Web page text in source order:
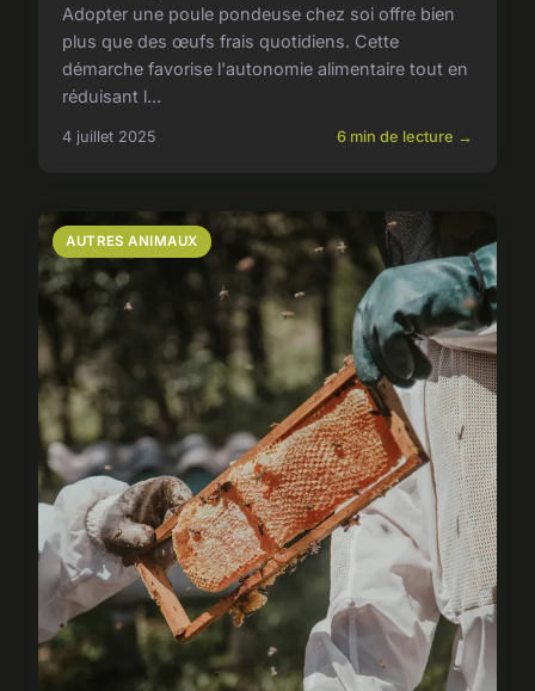
Adopter une poule pondeuse chez soi offre bien
plus que des œufs frais quotidiens. Cette
démarche favorise l'autonomie alimentaire tout en
réduisant l...
4 juillet 2025 6 min de lecture →
AUTRES ANIMAUX